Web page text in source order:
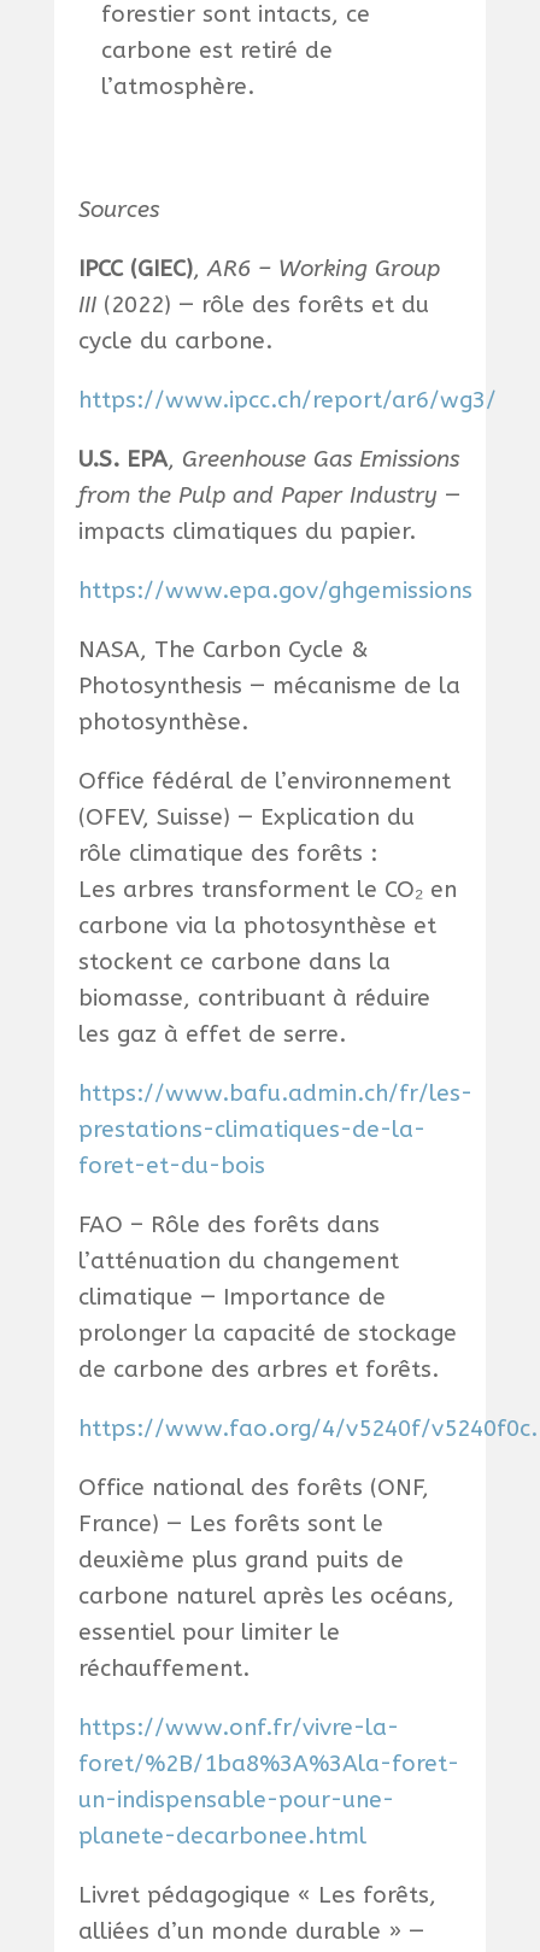
forestier sont intacts, ce
carbone est retiré de
l’atmosphère.
Sources
IPCC (GIEC),AR6 – Working Group
III(2022) — rôle des forêts et du
cycle du carbone.
https://www.ipcc.ch/report/ar6/wg3/
U.S. EPA, Greenhouse Gas Emissions
from the Pulp and Paper Industry —
impacts climatiques du papier.
https://www.epa.gov/ghgemissions
NASA, The Carbon Cycle &
Photosynthesis — mécanisme de la
photosynthèse.
Office fédéral de l’environnement
(OFEV, Suisse) — Explication du
rôle climatique des forêts :
Les arbres transforment le CO₂ en
carbone via la photosynthèse et
stockent ce carbone dans la
biomasse, contribuant à réduire
les gaz à effet de serre.
https://www.bafu.admin.ch/fr/les-
prestations-climatiques-de-la-
foret-et-du-bois
FAO – Rôle des forêts dans
l’atténuation du changement
climatique — Importance de
prolonger la capacité de stockage
de carbone des arbres et forêts.
https://www.fao.org/4/v5240f/
Office national des forêts (ONF,
France) — Les forêts sont le
deuxième plus grand puits de
carbone naturel après les océans,
essentiel pour limiter le
réchauffement.
https://www.onf.fr/vivre-la-
foret/%2B/1ba8%3A%3Ala-foret-
un-indispensable-pour-une-
planete-decarbonee.html
Livret pédagogique « Les forêts,
alliées d’un monde durable » —